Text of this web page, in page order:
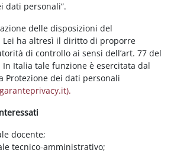
dati personali”.
delle disposizioni del
Lei ha altresì il diritto di proporre
di controllo ai sensi dell’art. 77 del
In Italia tale funzione è esercitata dal
Protezione dei dati personali
docente;
tecnico-amministrativo;